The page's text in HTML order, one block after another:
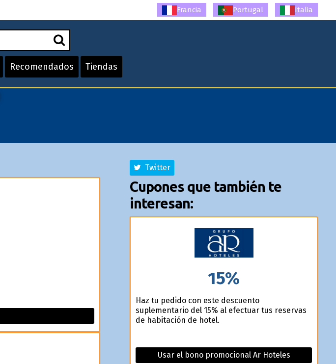
Recomendados Tiendas
Francia Portugal Italia
Twitter
Cupones que también te
interesan:
15%
Haz tu pedido con este descuento
suplementario del 15% al efectuar tus reservas
de habitación de hotel.
Usar el bono promocional Ar Hoteles